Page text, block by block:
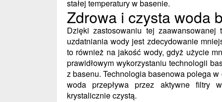
stałej temperatury w basenie.
Zdrowa i czysta woda
Dzięki zastosowaniu tej
uzdatniania wody jest zdecydowanie
to również na jakość wody, gdyż użycie
prawidłowym wykorzystaniu technologii
z basenu. Technologia basenowa polega
woda przepływa przez aktywne filtry
krystalicznie czystą.